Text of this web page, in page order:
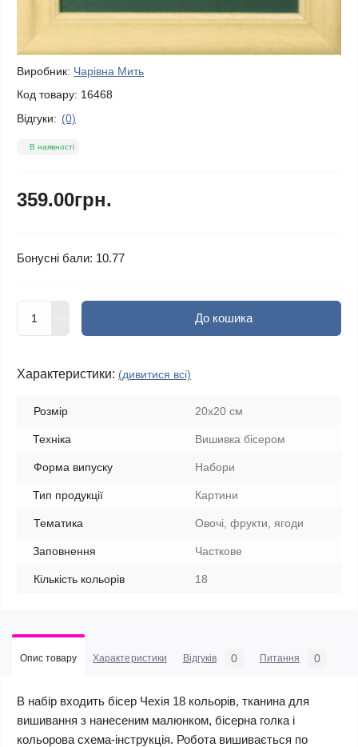
Виробник: Чарівна Мить
Код товару: 16468
Відгуки: (0)
В наявності
359.00грн.
Бонусні бали: 10.77
До кошика
Характеристики: (дивитися всі)
Розмір 20x20 см
Техніка Вишивка бісером
Форма випуску Набори
Тип продукції Картини
Тематика Овочі, фрукти, ягоди
Заповнення Часткове
Кількість кольорів 18
Опис товару Характеристики Відгуків 0 Питання 0
В набір входить бісер Чехія 18 кольорів, тканина для
вишивання з нанесеним малюнком, бісерна голка і
кольорова схема-інструкція. Робота вишивається по